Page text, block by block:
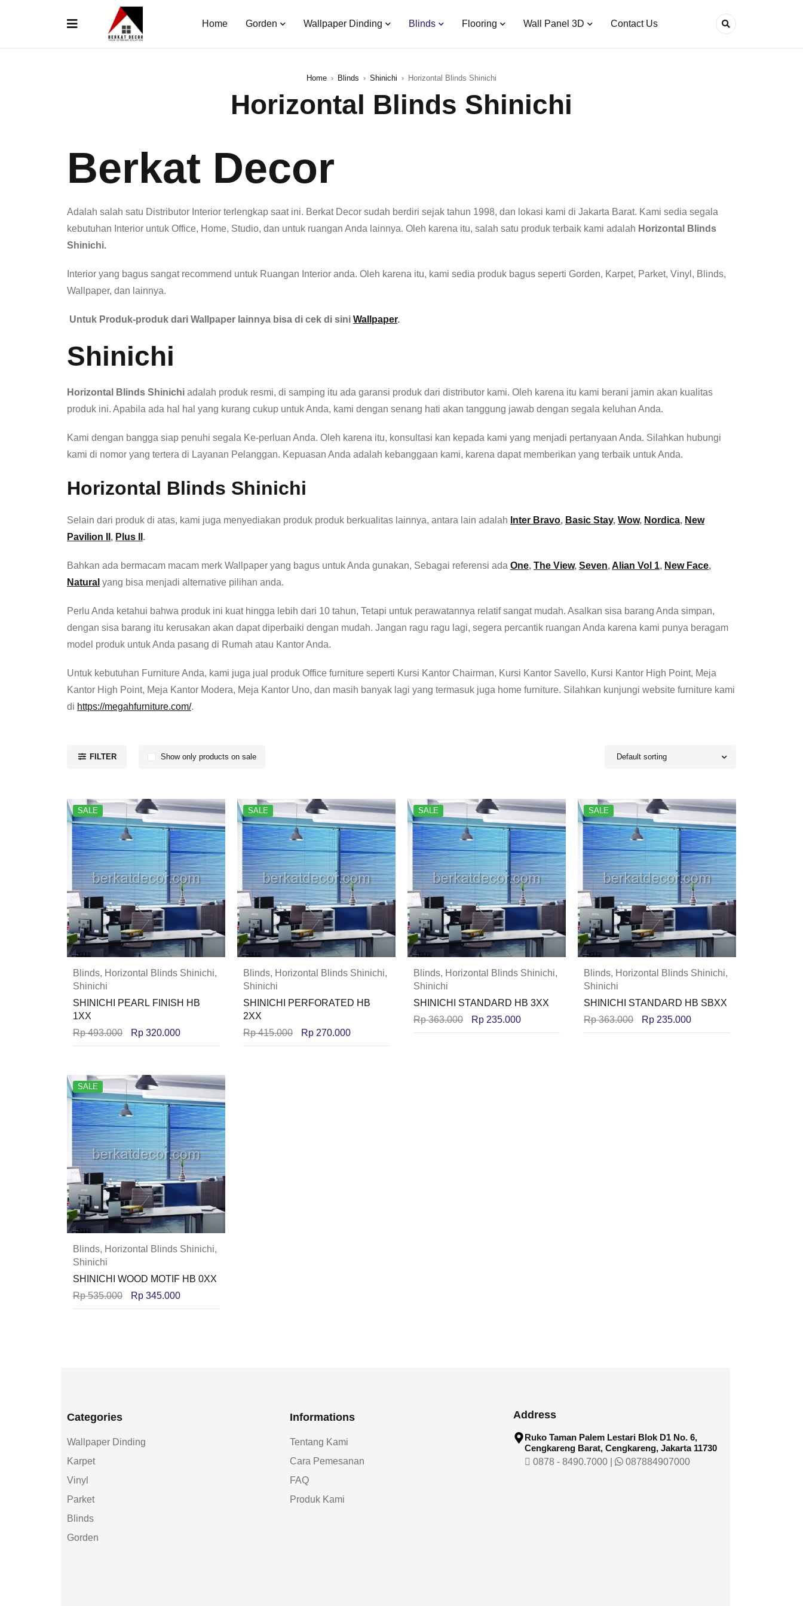
Home Gorden Wallpaper Dinding Blinds Flooring Wall Panel 3D Contact Us
Home › Blinds › Shinichi › Horizontal Blinds Shinichi
Horizontal Blinds Shinichi
Berkat Decor
Adalah salah satu Distributor Interior terlengkap saat ini. Berkat Decor sudah berdiri sejak tahun 1998, dan lokasi kami di Jakarta Barat. Kami sedia segala
kebutuhan Interior untuk Office, Home, Studio, dan untuk ruangan Anda lainnya. Oleh karena itu, salah satu produk terbaik kami adalah Horizontal Blinds
Shinichi.
Interior yang bagus sangat recommend untuk Ruangan Interior anda. Oleh karena itu, kami sedia produk bagus seperti Gorden, Karpet, Parket, Vinyl, Blinds,
Wallpaper, dan lainnya.
Untuk Produk-produk dari Wallpaper lainnya bisa di cek di sini Wallpaper.
Shinichi
Horizontal Blinds Shinichi adalah produk resmi, di samping itu ada garansi produk dari distributor kami. Oleh karena itu kami berani jamin akan kualitas
produk ini. Apabila ada hal hal yang kurang cukup untuk Anda, kami dengan senang hati akan tanggung jawab dengan segala keluhan Anda.
Kami dengan bangga siap penuhi segala Ke-perluan Anda. Oleh karena itu, konsultasi kan kepada kami yang menjadi pertanyaan Anda. Silahkan hubungi
kami di nomor yang tertera di Layanan Pelanggan. Kepuasan Anda adalah kebanggaan kami, karena dapat memberikan yang terbaik untuk Anda.
Horizontal Blinds Shinichi
Selain dari produk di atas, kami juga menyediakan produk produk berkualitas lainnya, antara lain adalah Inter Bravo, Basic Stay, Wow, Nordica, New
Pavilion II , Plus II .
Bahkan ada bermacam macam merk Wallpaper yang bagus untuk Anda gunakan, Sebagai referensi ada One, The View, Seven, Alian Vol 1, New Face,
Natural yang bisa menjadi alternative pilihan anda.
Perlu Anda ketahui bahwa produk ini kuat hingga lebih dari 10 tahun, Tetapi untuk perawatannya relatif sangat mudah. Asalkan sisa barang Anda simpan,
dengan sisa barang itu kerusakan akan dapat diperbaiki dengan mudah. Jangan ragu ragu lagi, segera percantik ruangan Anda karena kami punya beragam
model produk untuk Anda pasang di Rumah atau Kantor Anda.
Untuk kebutuhan Furniture Anda, kami juga jual produk Office furniture seperti Kursi Kantor Chairman, Kursi Kantor Savello, Kursi Kantor High Point, Meja
Kantor High Point, Meja Kantor Modera, Meja Kantor Uno, dan masih banyak lagi yang termasuk juga home furniture. Silahkan kunjungi website furniture kami
di https://megahfurniture.com/.
FILTER Default sorting
Show only products on sale
SALE
Blinds, Horizontal Blinds Shinichi,
Shinichi
SHINICHI PEARL FINISH HB
1XX
Rp493.000 Rp 320.000
SALE
Blinds, Horizontal Blinds Shinichi,
Shinichi
SHINICHI PERFORATED HB
2XX
Rp415.000 Rp 270.000
SALE
Blinds, Horizontal Blinds Shinichi,
Shinichi
SHINICHI STANDARD HB 3XX
Rp363.000 Rp 235.000
SALE
Blinds, Horizontal Blinds Shinichi,
Shinichi
SHINICHI STANDARD HB SBXX
Rp363.000 Rp 235.000
SALE
Blinds, Horizontal Blinds Shinichi,
Shinichi
SHINICHI WOOD MOTIF HB 0XX
Rp535.000 Rp 345.000
Categories
Wallpaper Dinding
Karpet
Vinyl
Parket
Blinds
Gorden
Informations
Tentang Kami
Cara Pemesanan
FAQ
Produk Kami
Address
Ruko Taman Palem Lestari Blok D1 No. 6,
Cengkareng Barat, Cengkareng, Jakarta 11730
0878 - 8490.7000| 087884907000